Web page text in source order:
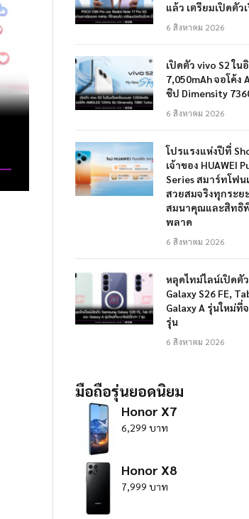
แล้ว เตรียมเปิดตัว
6 สิงหาคม 2026
เปิดตัว vivo S2 ใ
7,050mAh จอโค้ง
ชิป Dimensity
6 สิงหาคม 2026
โปรแรงแห่งปีที่
เจ้าของ HUAWEI
Series สมาร์ทโฟน
สวยสมจริงทุกระย
สมนาคุณและสิทธิ
พลาด
6 สิงหาคม 2026
หลุดไทม์ไลน์เปิดตั
Galaxy S26 FE,
Galaxy A รุ่นใหม่ที่
รุ่น
6 สิงหาคม 2026
มือถือรุ่นยอดนิยม
Honor X7
6,299 บาท
Honor X8
7,999 บาท